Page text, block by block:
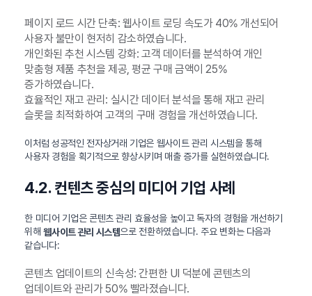
페이지 로드 시간 단축: 웹사이트 로딩 속도가 40% 개선되어
사용자 불만이 현저히 감소하였습니다.
개인화된 추천 시스템 강화: 고객 데이터를 분석하여 개인
맞춤형 제품 추천을 제공, 평균 구매 금액이 25%
증가하였습니다.
효율적인 재고 관리: 실시간 데이터 분석을 통해 재고 관리
슬롯을 최적화하여 고객의 구매 경험을 개선하였습니다.
이처럼 성공적인 전자상거래 기업은 웹사이트 관리 시스템을 통해
사용자 경험을 획기적으로 향상시키며 매출 증가를 실현하였습니다.
4.2. 컨텐츠 중심의 미디어 기업 사례
한 미디어 기업은 콘텐츠 관리 효율성을 높이고 독자의 경험을 개선하기
위해웹사이트 관리 시스템으로 전환하였습니다. 주요 변화는 다음과
같습니다:
콘텐츠 업데이트의 신속성: 간편한 UI 덕분에 콘텐츠의
업데이트와 관리가 50% 빨라졌습니다.